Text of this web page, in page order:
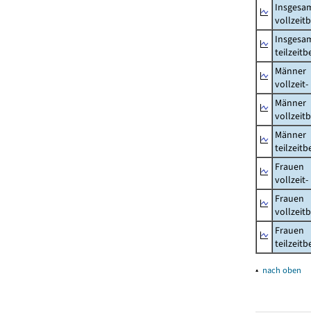
Männer
vollzeit-
Männer
Männer
Frauen
vollzeit-
Frauen
Frauen
▴ nach oben